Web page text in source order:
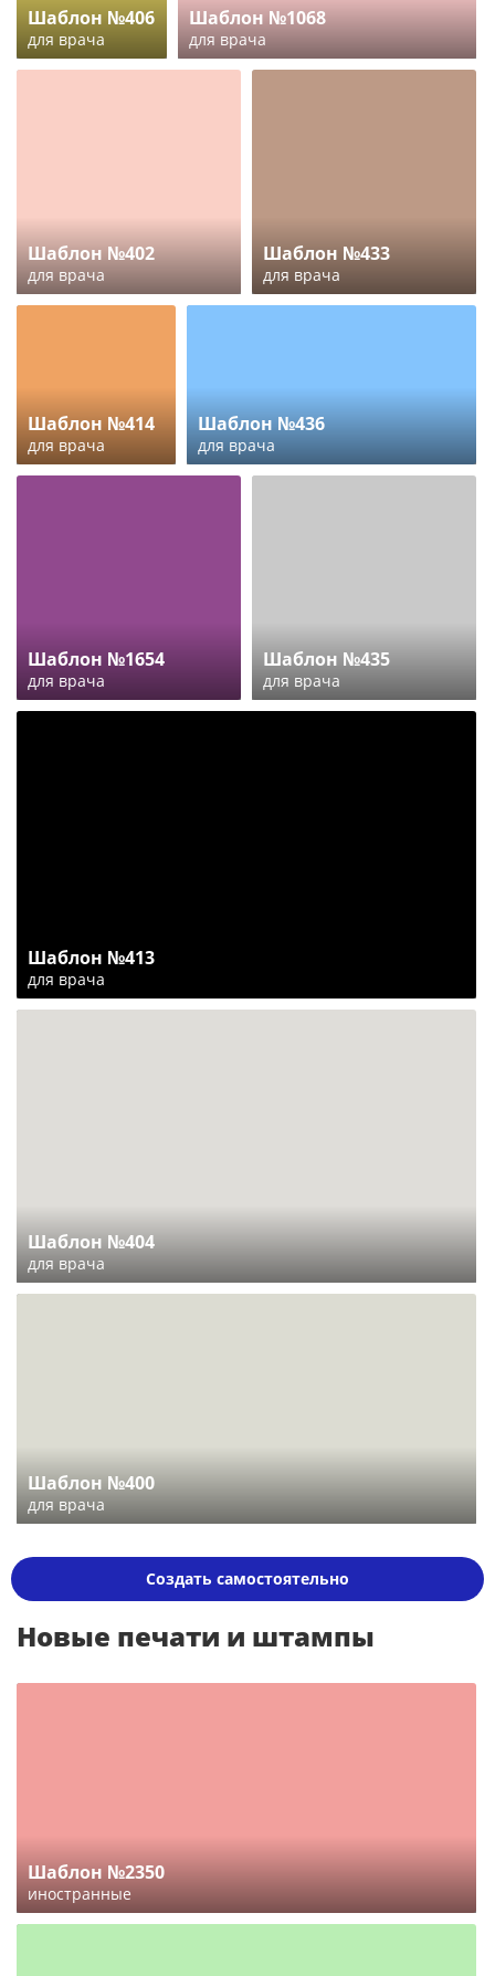
Шаблон №406
для врача
Шаблон №1068
для врача
Шаблон №402
для врача
Шаблон №433
для врача
Шаблон №414
для врача
Шаблон №436
для врача
Шаблон №1654
для врача
Шаблон №435
для врача
Шаблон №413
для врача
Шаблон №404
для врача
Шаблон №400
для врача
Создать самостоятельно
Новые печати и штампы
Шаблон №2350
иностранные